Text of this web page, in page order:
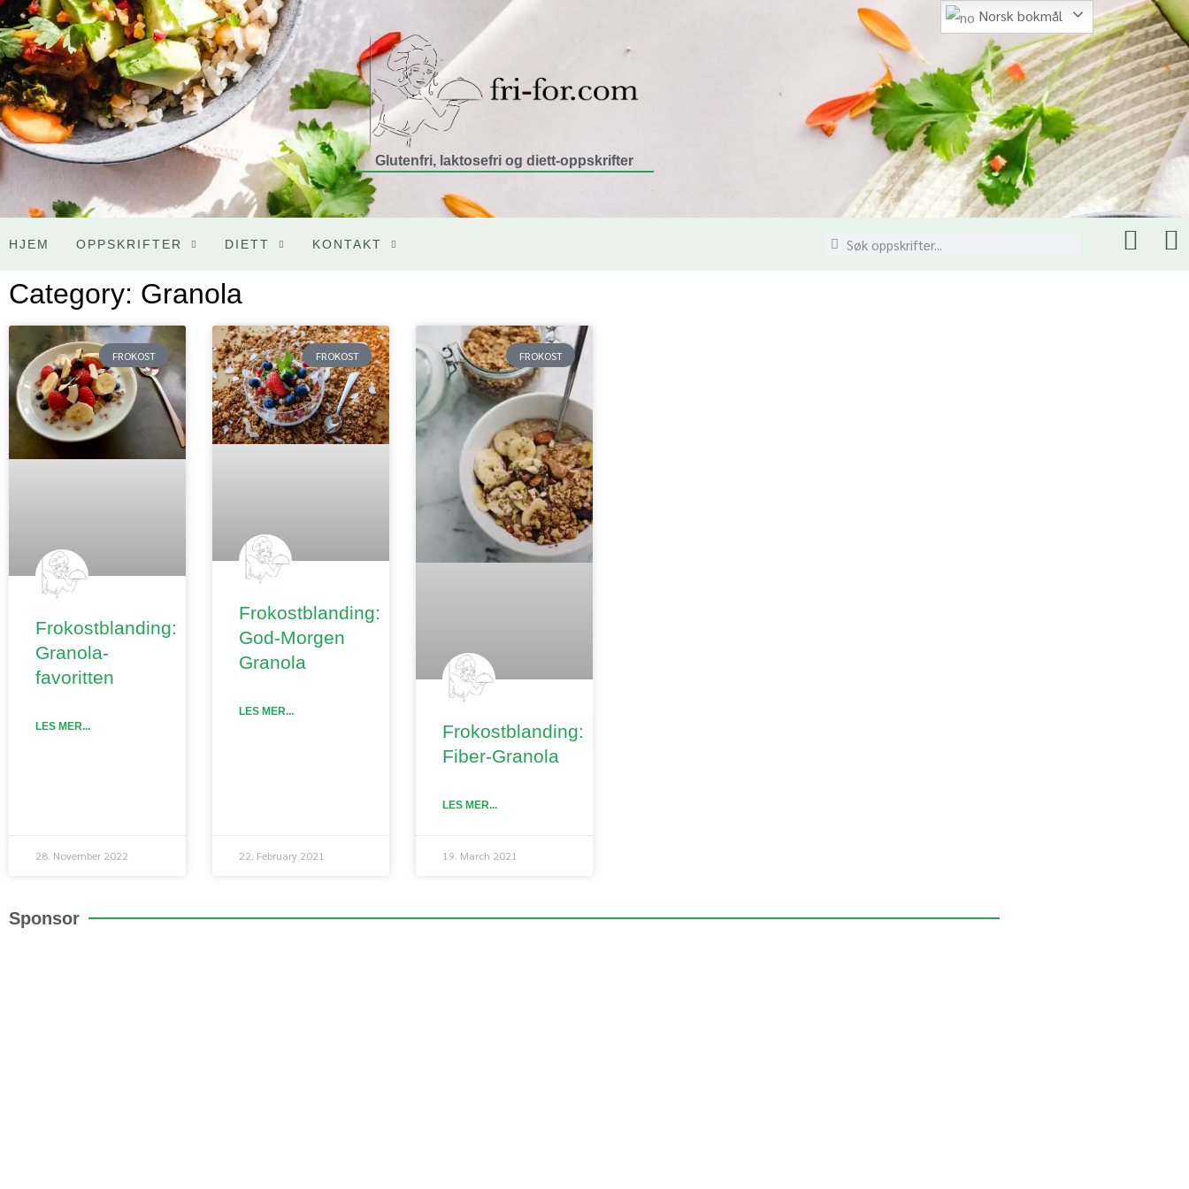
Glutenfri, laktosefri og diett-oppskrifter
HJEM OPPSKRIFTER DIETT KONTAKT
Category: Granola
FROKOST
Frokostblanding:
Granola-
favoritten
LES MER...
28. November 2022
FROKOST
Frokostblanding:
God-Morgen
Granola
LES MER...
22. February 2021
FROKOST
Frokostblanding:
Fiber-Granola
LES MER...
19. March 2021
Sponsor
Norsk bokmål